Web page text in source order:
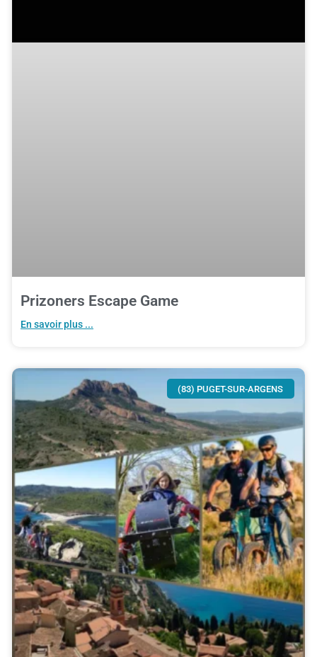
Prizoners Escape Game
En savoir plus ...
(83) PUGET-SUR-ARGENS